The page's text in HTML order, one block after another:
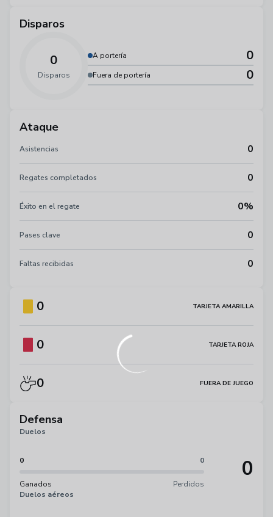
Disparos
0
Disparos
A portería 0
Fuera de portería 0
Ataque
Asistencias 0
Regates completados 0
Éxito en el regate 0%
Pases clave 0
Faltas recibidas 0
0 TARJETA AMARILLA
0 TARJETA ROJA
0 FUERA DE JUEGO
Defensa
Duelos
0 0
Ganados Perdidos
0
Duelos aéreos